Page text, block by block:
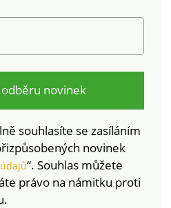
novinek
souhlasíte se zasíláním
novinek
“. Souhlas můžete
právo na námitku proti